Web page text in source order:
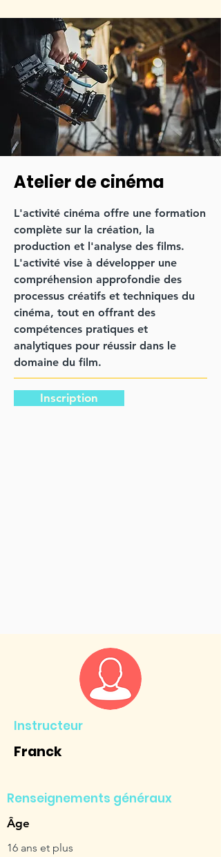
Atelier de cinéma
L'activité cinéma offre une formation
complète sur la création, la
production et l'analyse des films.
L'activité vise à développer une
compréhension approfondie des
processus créatifs et techniques du
cinéma, tout en offrant des
compétences pratiques et
analytiques pour réussir dans le
domaine du film.
Inscription
Instructeur
Franck
Renseignements généraux
Âge
16 ans et plus